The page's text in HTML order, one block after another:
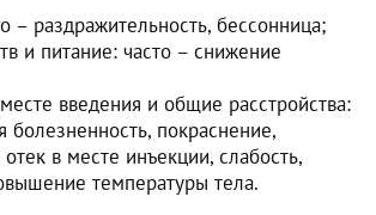
– раздражительность, бессонница;
и питание: часто – снижение
введения и общие расстройства:
болезненность, покраснение,
в месте инъекции, слабость,
температуры тела.